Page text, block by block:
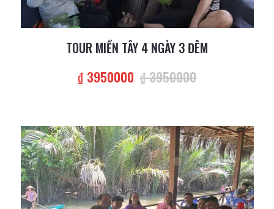
TOUR MIỀN TÂY 4 NGÀY 3 ĐÊM
₫ 3950000 ₫ 3950000